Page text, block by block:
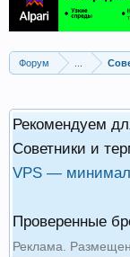
Форум
Рекомендуем
Советники и
VPS —
Проверенные
Реклама.